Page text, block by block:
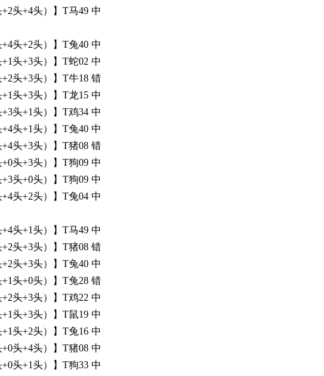
头+4头）】T马49 中
头+2头）】T兔40 中
头+3头）】T蛇02 中
头+3头）】T牛18 错
头+3头）】T龙15 中
头+1头）】T鸡34 中
头+1头）】T兔40 中
头+3头）】T猪08 错
头+3头）】T狗09 中
头+0头）】T狗09 中
头+2头）】T兔04 中
头+1头）】T马49 中
头+3头）】T猪08 错
头+3头）】T兔40 中
头+0头）】T兔28 错
头+3头）】T鸡22 中
头+3头）】T鼠19 中
头+2头）】T兔16 中
头+4头）】T猪08 中
头+1头）】T狗33 中